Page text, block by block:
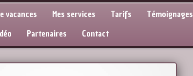
vacances Mes services Tarifs Témoignages
Partenaires Contact